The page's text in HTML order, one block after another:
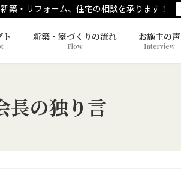
築・リフォーム、住宅の相談を承ります！
ト 新築・家づくりの流れ
Flow
お施主の声
Interview
長の独り言